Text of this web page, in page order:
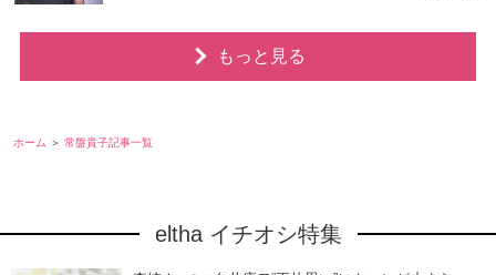
もっと見る
ホーム 常盤貴子記事一覧
eltha イチオシ特集